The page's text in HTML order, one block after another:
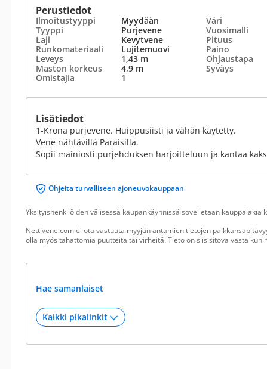
Perustiedot
Ilmoitustyyppi Myydään Väri
Tyyppi
Purjevene Vuosimalli
Laji
Kevytvene Pituus
Runkomateriaali
Lujitemuovi Paino
Leveys
1,43 m Ohjaustapa
Maston korkeus
4,9 m Syväys
Omistajia
1
Lisätiedot
1-Krona purjevene. Huippusiisti ja vähän käytetty.
Vene nähtävillä Paraisilla.
Sopii mainiosti purjehduksen harjoitteluun ja kantaa
Ohjeita turvalliseen ajoneuvokauppaan
Yksityishenkilöiden välisessä kaupankäynnissä sovelletaan kauppalakia
Nettivene.com ei ota vastuuta myyjän antamien tietojen
olla myös tahattomia puutteita tai virheitä. Tieto on siis sitova vasta kun
Hae samanlaiset